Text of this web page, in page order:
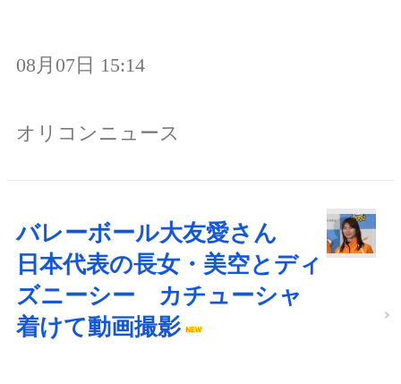
08月07日 15:14
オリコンニュース
バレーボール大友愛さん
日本代表の長女・美空とディ
ズニーシー カチューシャ
着けて動画撮影